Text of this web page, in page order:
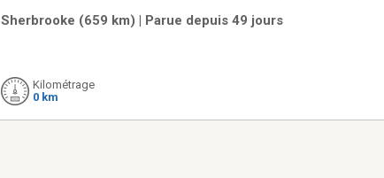
découvrir chez Roulottes Beaulieu.ROULOTTES BEAULIEU est un
Sherbrooke (659 km) | Parue depuis 49 jours
Kilométrage
0 km